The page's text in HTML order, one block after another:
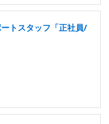
トスタッフ「正社員/